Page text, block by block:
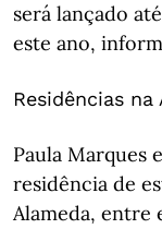
será lançado
este ano,
Residências na
Paula Marques
residência de
Alameda,